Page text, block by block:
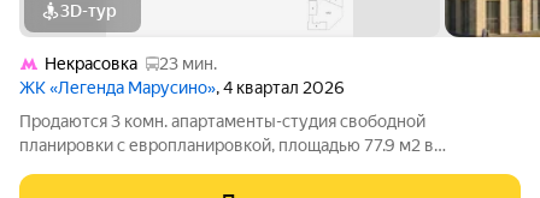
3D-тур
Некрасовка
23 мин.
ЖК «Легенда Марусино», 4 квартал 2026
Продаются 3 комн. апартаменты-студия свободной
планировки с европланировкой, площадью 77.9 м2 в
транспортом от м. Некрасовка. Возможен вариант покупки с